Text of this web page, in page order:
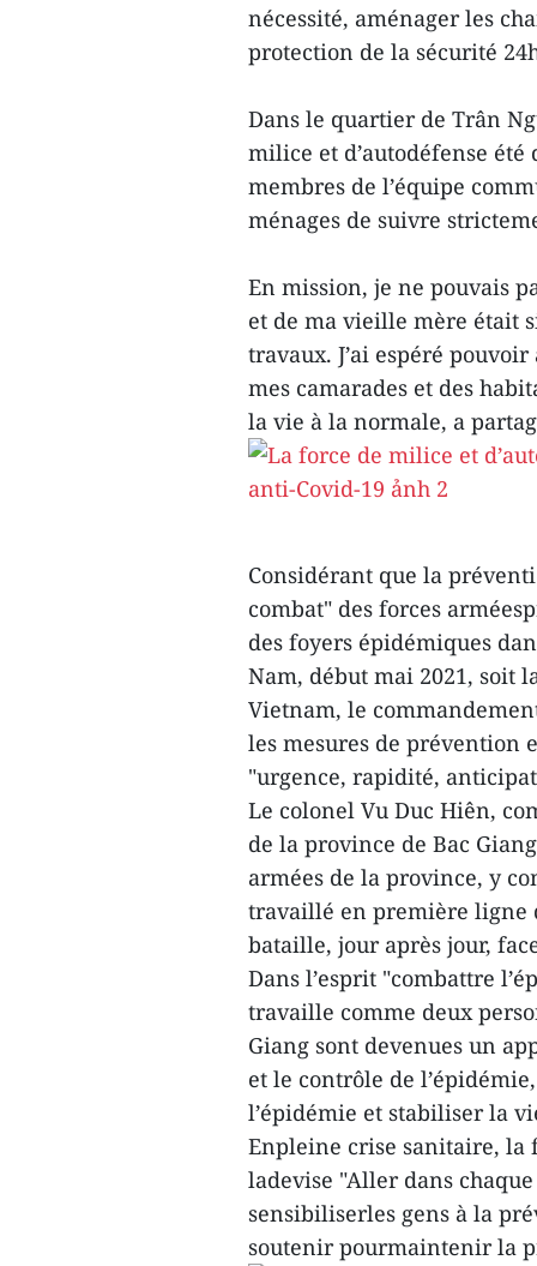
nécessité, aménager les
protection de la sécurité
Dans le quartier de Trân
milice et d’autodéfense
membres de l’équipe
ménages de suivre
En mission, je ne pouvais
et de ma vieille mère était
travaux. J’ai espéré
mes camarades et des
la vie à la normale, a
Considérant que la
combat" des forces
des foyers épidémiques
Nam, début mai 2021, soit
Vietnam, le
les mesures de prévention
"urgence, rapidité,
Le colonel Vu Duc Hiên,
de la province de Bac
armées de la province, y
travaillé en première ligne
bataille, jour après jour,
Dans l’esprit "combattre
travaille comme deux
Giang sont devenues un
et le contrôle de
l’épidémie et stabiliser la
Enpleine crise sanitaire, la
ladevise "Aller dans
sensibiliserles gens à la
soutenir pourmaintenir la